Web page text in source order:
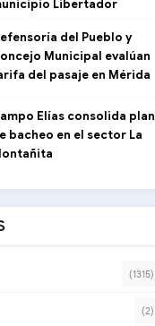
Libertador
del Pueblo y
Municipal evalúan
del pasaje en Mérida
Elías consolida plan
bacheo en el sector La
(1315)
(2)